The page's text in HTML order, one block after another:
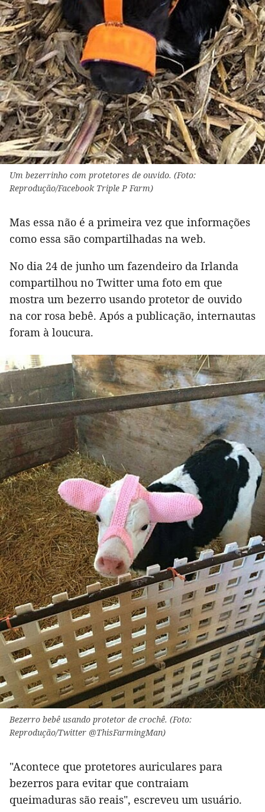
Um bezerrinho com protetores de ouvido. (Foto:
Reprodução/Facebook Triple P Farm)
Mas essa não é a primeira vez que informações
como essa são compartilhadas na web.
No dia 24 de junho um fazendeiro da Irlanda
compartilhou no Twitter uma foto em que
mostra um bezerro usando protetor de ouvido
na cor rosa bebê. Após a publicação, internautas
foram à loucura.
Bezerro bebê usando protetor de crochê. (Foto:
Reprodução/Twitter @ThisFarmingMan)
"Acontece que protetores auriculares para
bezerros para evitar que contraiam
queimaduras são reais", escreveu um usuário.